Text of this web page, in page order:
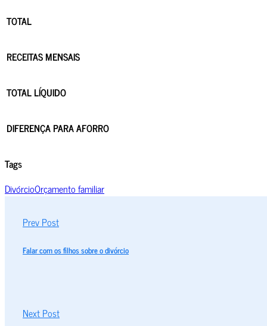
TOTAL
RECEITAS MENSAIS
TOTAL LÍQUIDO
DIFERENÇA PARA AFORRO
Tags
DivórcioOrçamento familiar
Prev Post
Falar com os filhos sobre o divórcio
Next Post